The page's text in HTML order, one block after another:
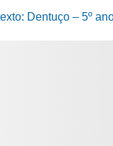
Dentuço – 5º